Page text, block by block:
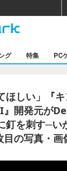
グ 特集 PC
ほしい」『
開発元が
釘を刺す─い
目の写真・画